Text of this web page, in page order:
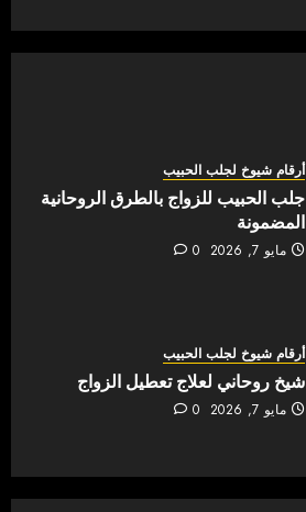
أرقام شيوخ لجلب الحبيب
جلب الحبيب للزواج بالطرق الروحانية
المضمونة
مايو 7, 2026 0
أرقام شيوخ لجلب الحبيب
شيخ روحاني لعلاج تعطيل الزواج
مايو 7, 2026 0